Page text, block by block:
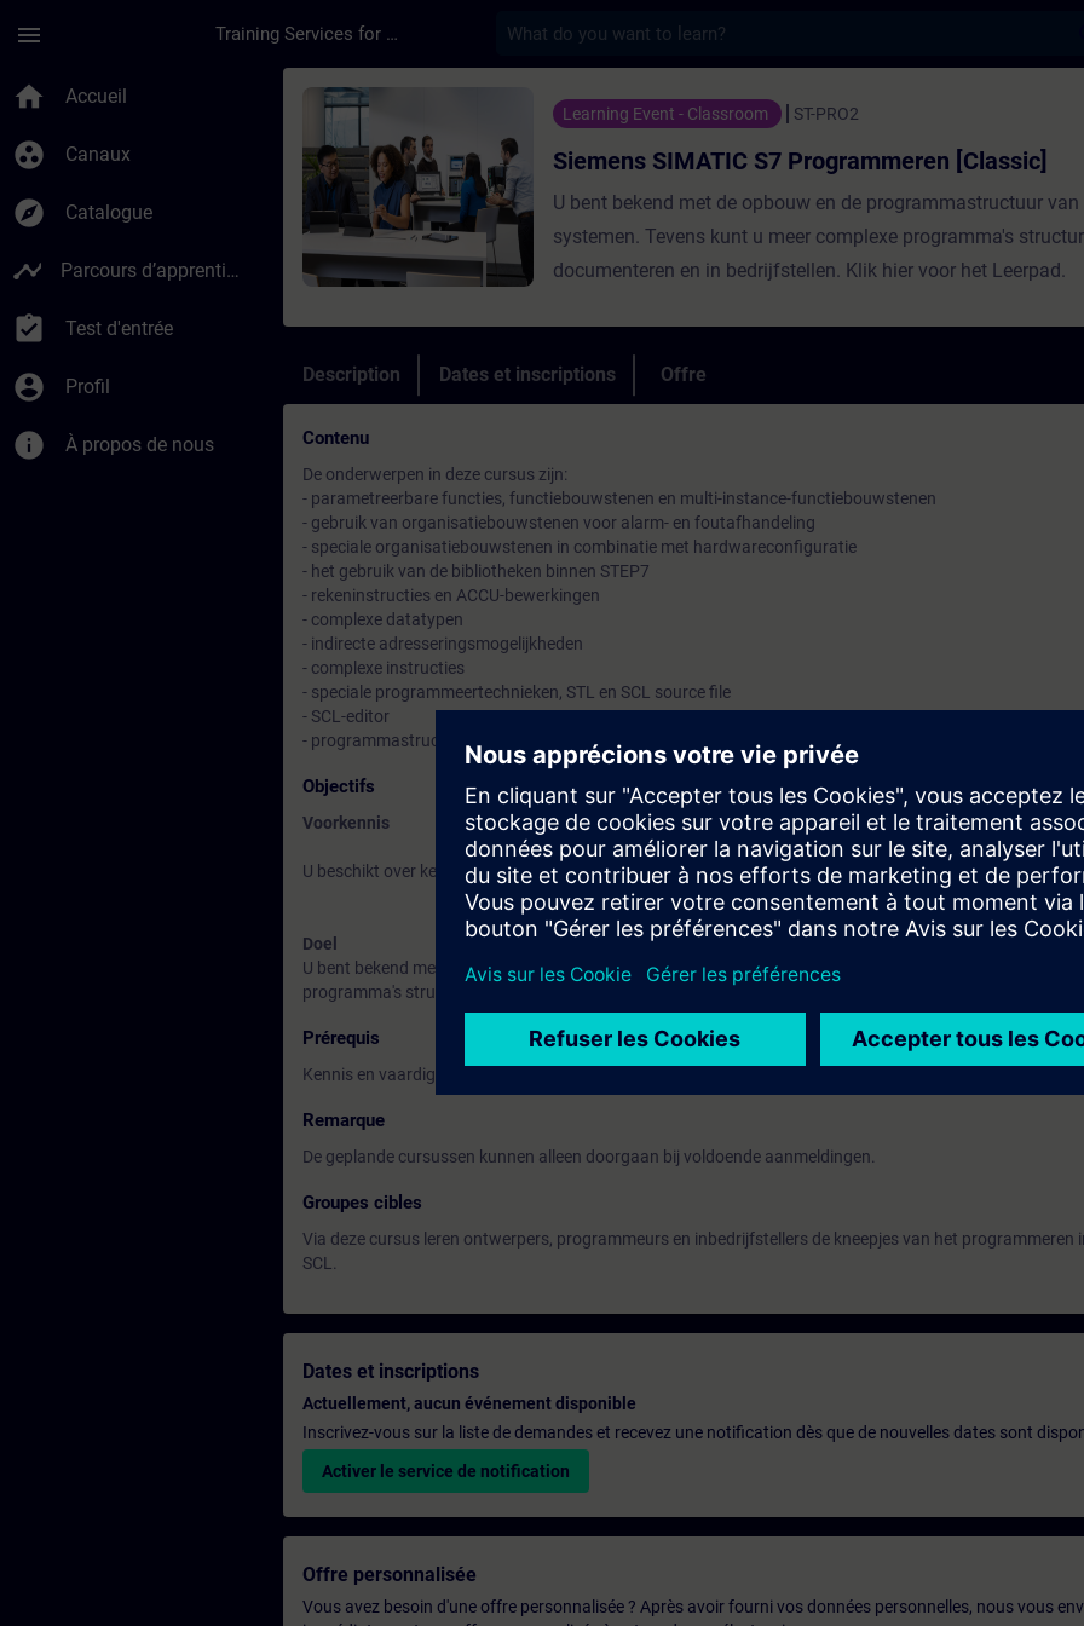
menu Training Services for Digital Industries
home Accueil
group_work Canaux
explore Catalogue
timeline Parcours d’apprentissage
assignment_turned_in Test d'entrée
account_circle Profil
info À propos de nous
Cours - Siemens SIMATIC S7 Programmeren [Classic] -
Learning Event - Classroom ST-PRO2
Siemens SIMATIC S7 Programmeren [Classic]
U bent bekend met de opbouw en de programmastructuur van
systemen. Tevens kunt u meer complexe programma's
documenteren en in bedrijfstellen. Klik hier voor het Leerpad.
Description Dates et inscriptions Offre
Contenu
De onderwerpen in deze cursus zijn:
- parametreerbare functies, functiebouwstenen en multi-instance-functiebouwstenen
- gebruik van organisatiebouwstenen voor alarm- en foutafhandeling
- speciale organisatiebouwstenen in combinatie met hardwareconfiguratie
- het gebruik van de bibliotheken binnen STEP7
- rekeninstructies en ACCU-bewerkingen
- complexe datatypen
- indirecte adresseringsmogelijkheden
- complexe instructies
- speciale programmeertechnieken, STL en SCL source file
- SCL-editor
- programmastructuren.
Objectifs
Voorkennis
U beschikt over kennis en vaardigheden die in de cursus SIMATIC S7 Systeemcursus 1A+1B "Classic" zijn
Doel
U bent bekend met de opbouw en de programmastructuur van SIMATIC S7-systemen. Tevens kunt u meer
programma's structureren, documenteren en in bedrijfstellen.
Prérequis
Kennis en vaardigheden die in de SIMATIC S7 systeemcursus 1A en 1B "Classic" zijn opgedaan.
Remarque
De geplande cursussen kunnen alleen doorgaan bij voldoende aanmeldingen.
Groupes cibles
Via deze cursus leren ontwerpers, programmeurs en inbedrijfstellers de kneepjes van het programmeren
SCL.
Dates et inscriptions
Actuellement, aucun événement disponible
Inscrivez-vous sur la liste de demandes et recevez une notification dès que de nouvelles dates sont
Activer le service de notification
Offre personnalisée
Vous avez besoin d'une offre personnalisée ? Après avoir fourni vos données personnelles, nous vous